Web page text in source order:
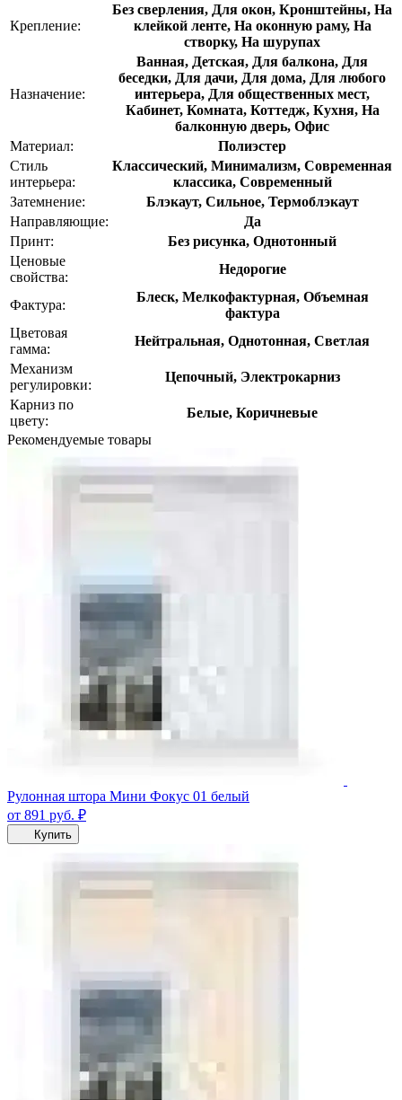
Крепление:
Без сверления, Для окон, Кронштейны, На
клейкой ленте, На оконную раму, На
створку, На шурупах
Назначение:
Ванная, Детская, Для балкона, Для
беседки, Для дачи, Для дома, Для любого
интерьера, Для общественных мест,
Кабинет, Комната, Коттедж, Кухня, На
балконную дверь, Офис
Материал:
Полиэстер
Стиль
интерьера:
Классический, Минимализм, Современная
классика, Современный
Затемнение:
Блэкаут, Сильное, Термоблэкаут
Направляющие:
Да
Принт:
Без рисунка, Однотонный
Ценовые
свойства:
Недорогие
Фактура:
Блеск, Мелкофактурная, Объемная
фактура
Цветовая
гамма:
Нейтральная, Однотонная, Светлая
Механизм
регулировки:
Цепочный, Электрокарниз
Карниз по
цвету:
Белые, Коричневые
Рекомендуемые товары
Рулонная штора Мини Фокус 01 белый
от 891 руб. ₽
Купить